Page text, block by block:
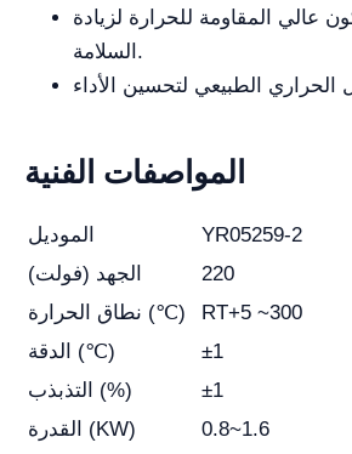
عالي المقاومة للحرارة لزيادة
السلامة.
المواصفات الفنية
الموديل
YR05259-2
الجهد (فولت)
220
نطاق الحرارة (℃)
RT+5 ~300
الدقة (℃)
±1
التذبذب (%)
±1
القدرة (KW)
0.8~1.6